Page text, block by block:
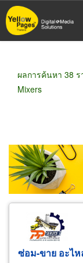
ข้าม
ไป
ผลการค้นหา 38
Mixers
ขายส่ง
ผู้ส่งออก/นำเข้า
ซ่อม-ขาย อะไ